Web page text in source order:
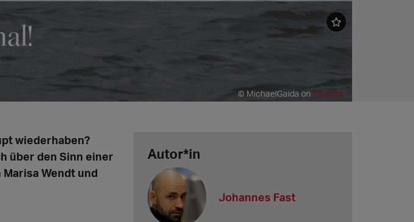
© MichaelGaida on Pixabay
wiederhaben?
über den Sinn einer
Wendt und
Autor*in
Johannes Fast